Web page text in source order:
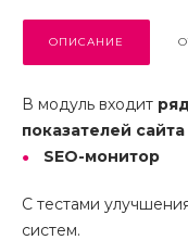
ОПИСАНИЕ
В модуль входит
показателей сайта
SEO-монитор
С тестами
систем.